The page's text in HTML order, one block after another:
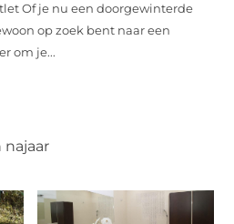
Of je nu een doorgewinterde
op zoek bent naar een
om je...